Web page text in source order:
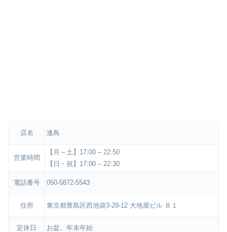
店名 逢鳥
営業時間
【月～土】17:00 – 22:50
【日・祝】17:00 – 22:30
電話番号 050-5872-5543
住所 東京都豊島区西池袋3-29-12 大地屋ビル Ｂ１
定休日 お盆、年末年始